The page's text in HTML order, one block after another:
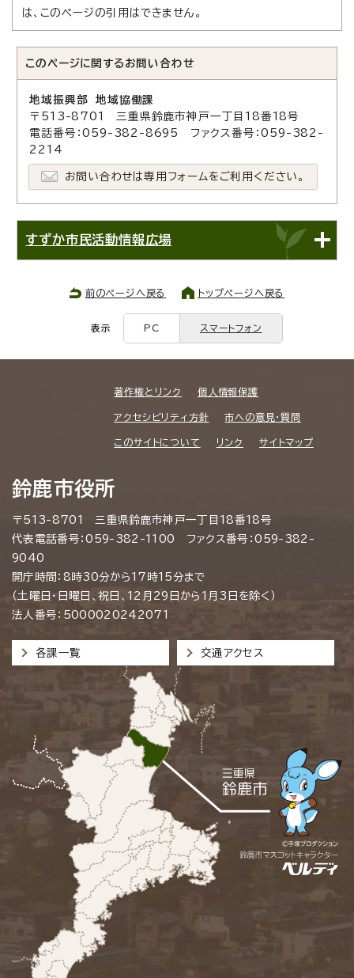
は、このページの引用はできません。
このページに関する お問い合わせ
地域振興部 地域協働課
〒513-8701 三重県鈴鹿市神戸一丁目18番18号
電話番号：059-382-8695 ファクス番号：059-382-
2214
お問い合わせは専用フォームをご利用ください。
すずか市民活動情報広場
前のページへ戻る トップページへ戻る
表示 PC スマートフォン
著作権とリンク 個人情報保護
アクセシビリティ方針 市への意見・質問
このサイトについて リンク サイトマップ
鈴鹿市役所
〒513-8701 三重県鈴鹿市神戸一丁目18番18号
代表電話番号：059-382-1100 ファクス番号：059-382-
9040
開庁時間：8時30分から17時15分まで
（土曜日・日曜日、祝日、12月29日から1月3日を除く）
法人番号：5000020242071
各課一覧 交通アクセス